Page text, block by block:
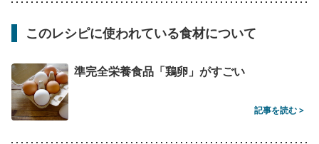
このレシピに使われている食材について
準完全栄養食品「鶏卵」がすごい
記事を読む >